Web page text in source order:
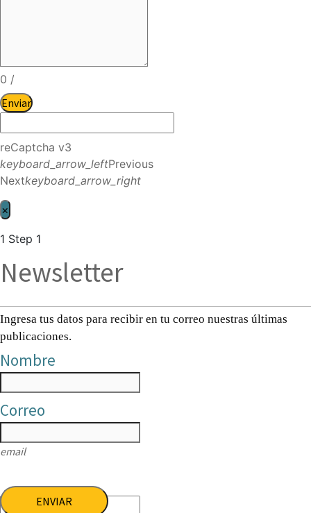
0 /
Enviar
reCaptcha v3
keyboard_arrow_leftPrevious
Nextkeyboard_arrow_right
×
1 Step 1
Newsletter
Ingresa tus datos para recibir en tu correo nuestras últimas
publicaciones.
Nombre
Correo
email
ENVIAR